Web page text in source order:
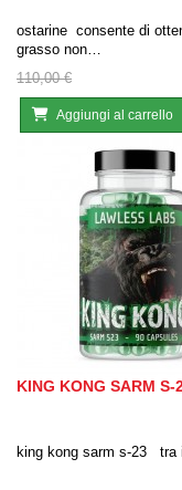
ostarine consente di
grasso non…
110,00 €
Aggiungi al carrello
KING KONG SARM S-
king kong sarm s-23 tra